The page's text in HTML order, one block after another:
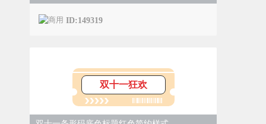
ID:149319
双十一狂欢